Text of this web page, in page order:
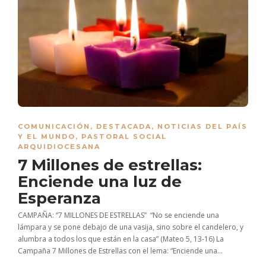
COMUNICACIÓN , DESTACADA, NOTICIAS DEL PAÍS
Y EL MUNDO , PASTORAL SOCIAL
ARQUIDIOCESANA
7 Millones de estrellas:
Enciende una luz de
Esperanza
CAMPAÑA: “7 MILLONES DE ESTRELLAS” “No se enciende una
lámpara y se pone debajo de una vasija, sino sobre el candelero, y
alumbra a todos los que están en la casa” (Mateo 5, 13-16) La
Campaña 7 Millones de Estrellas con el lema: “Enciende una...